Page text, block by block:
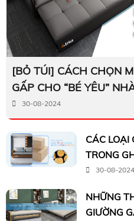
[BỎ TÚI] CÁCH CHỌN
GẤP CHO “BÉ YÊU”
30-08-2024
CÁC LOẠI
TRONG
30-08-2024
NHỮNG
GIƯỜNG